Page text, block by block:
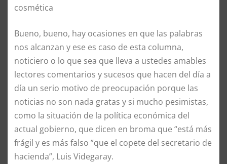
cosmética
Bueno, bueno, hay ocasiones en que las palabras
nos alcanzan y ese es caso de esta columna,
noticiero o lo que sea que lleva a ustedes amables
lectores comentarios y sucesos que hacen del día a
día un serio motivo de preocupación porque las
noticias no son nada gratas y si mucho pesimistas,
como la situación de la política económica del
actual gobierno, que dicen en broma que “está más
frágil y es más falso ”que el copete del secretario de
hacienda”, Luis Videgaray.